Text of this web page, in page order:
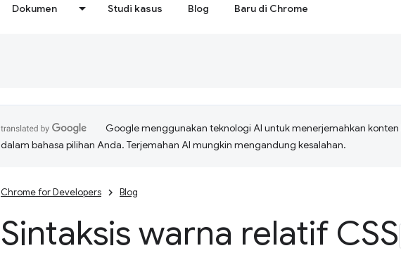
Dokumen Studi kasus Blog Baru di Chrome
Google menggunakan teknologi AI untuk menerjemahkan konten
dalam bahasa pilihan Anda. Terjemahan AI mungkin mengandung kesalahan.
Chrome for Developers Blog
Sintaksis warna relatif CSS